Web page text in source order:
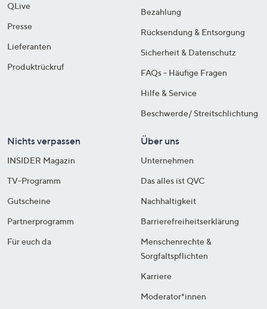
QLive
Presse
Lieferanten
Produktrückruf
Bezahlung
Rücksendung & Entsorgung
Sicherheit & Datenschutz
FAQs - Häufige Fragen
Hilfe & Service
Beschwerde/ Streitschlichtung
Nichts verpassen
INSIDER Magazin
TV-Programm
Gutscheine
Partnerprogramm
Für euch da
Über uns
Unternehmen
Das alles ist QVC
Nachhaltigkeit
Barrierefreiheitserklärung
Menschenrechte &
Sorgfaltspflichten
Karriere
Moderator*innen